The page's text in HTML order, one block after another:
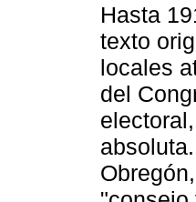
Hasta
texto
locales
del